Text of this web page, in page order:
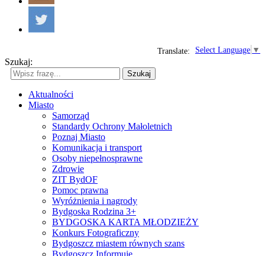
Select Language ▼
Translate:
Szukaj:
Szukaj
Aktualności
Miasto
Samorząd
Standardy Ochrony Małoletnich
Poznaj Miasto
Komunikacja i transport
Osoby niepełnosprawne
Zdrowie
ZIT BydOF
Pomoc prawna
Wyróżnienia i nagrody
Bydgoska Rodzina 3+
BYDGOSKA KARTA MŁODZIEŻY
Konkurs Fotograficzny
Bydgoszcz miastem równych szans